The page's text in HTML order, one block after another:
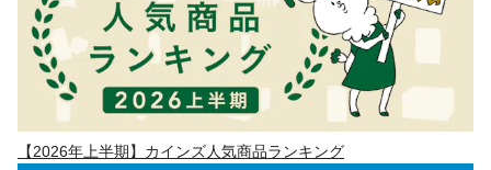
【2026年上半期】カインズ人気商品ランキング